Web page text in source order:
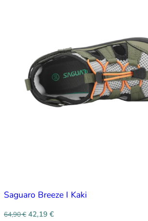
Saguaro Breeze I Kaki
64,90€ 42,19 €